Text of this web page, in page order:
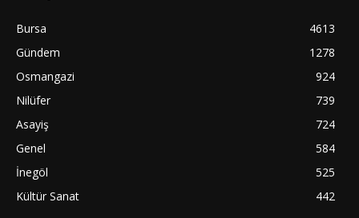
Bursa
4613
Gündem
1278
Osmangazi
924
Nilüfer
739
Asayiş
724
Genel
584
İnegöl
525
Kültür Sanat
442